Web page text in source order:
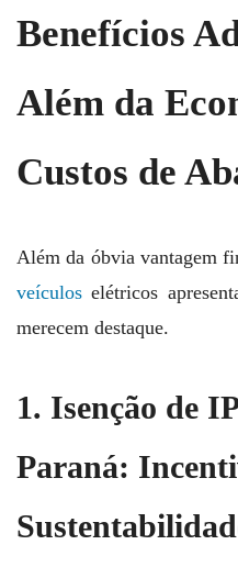
Benefícios
Além da
Custos de
Além da óbvia vantagem
veículos elétricos
merecem destaque.
1. Isenção de
Paraná: